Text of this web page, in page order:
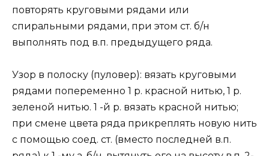
повторять круговыми рядами или
спиральными рядами, при этом ст. б/н
выполнять под в.п. предыдущего ряда.
Узор в полоску (пуловер): вязать круговыми
рядами попеременно 1 р. красной нитью, 1 р.
зеленой нитью. 1 -й р. вязать красной нитью;
при смене цвета ряда прикреплять новую нить
с помощью соед. ст. (вместо последней в.п.